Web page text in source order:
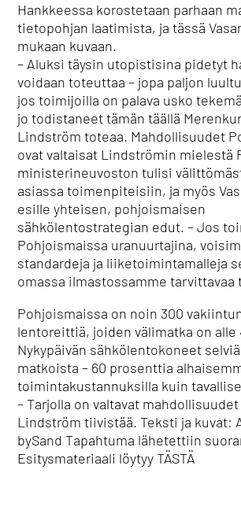
Hankkeessa korostetaan parhaan
tietopohjan laatimista, ja tässä
mukaan kuvaan.
– Aluksi täysin utopistisina pidetyt
voidaan toteuttaa – jopa paljon
jos toimijoilla on palava usko
jo todistaneet tämän täällä
Lindström toteaa. Mahdollisuudet
ovat valtaisat Lindströmin mielestä
ministerineuvoston tulisi
asiassa toimenpiteisiin, ja myös
esille yhteisen, pohjoismaisen
sähkölentostrategian edut. – Jos
Pohjoismaissa uranuurtajina,
standardeja ja liiketoimintamalleja
omassa ilmastossamme tarvittavaa
Pohjoismaissa on noin 300
lentoreittiä, joiden välimatka on alle
Nykypäivän sähkölentokoneet
matkoista – 60 prosenttia
toimintakustannuksilla kuin
– Tarjolla on valtavat
Lindström tiivistää. Teksti ja kuvat:
bySand Tapahtuma lähetettiin
Esitysmateriaali löytyy TÄSTÄ